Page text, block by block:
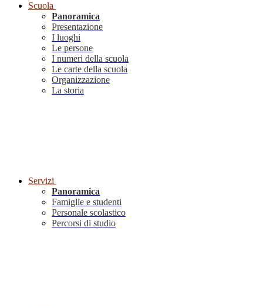
Scuola
Panoramica
Presentazione
I luoghi
Le persone
I numeri della scuola
Le carte della scuola
Organizzazione
La storia
Servizi
Panoramica
Famiglie e studenti
Personale scolastico
Percorsi di studio